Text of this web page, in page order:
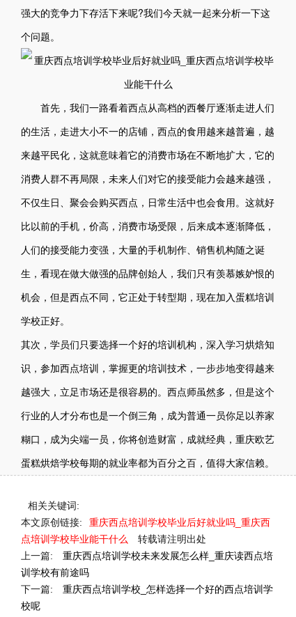
强大的竞争力下存活下来呢?我们今天就一起来分析一下这
个问题。
首先，我们一路看着西点从高档的西餐厅逐渐走进人们
的生活，走进大小不一的店铺，西点的食用越来越普遍，越
来越平民化，这就意味着它的消费市场在不断地扩大，它的
消费人群不再局限，未来人们对它的接受能力会越来越强，
不仅生日、聚会会购买西点，日常生活中也会食用。这就好
比以前的手机，价高，消费市场受限，后来成本逐渐降低，
人们的接受能力变强，大量的手机制作、销售机构随之诞
生，看现在做大做强的品牌创始人，我们只有羡慕嫉妒恨的
机会，但是西点不同，它正处于转型期，现在加入蛋糕培训
学校正好。
其次，学员们只要选择一个好的培训机构，深入学习烘焙知
识，参加西点培训，掌握更的培训技术，一步步地变得越来
越强大，立足市场还是很容易的。西点师虽然多，但是这个
行业的人才分布也是一个倒三角，成为普通一员你足以养家
糊口，成为尖端一员，你将创造财富，成就经典，重庆欧艺
蛋糕烘焙学校每期的就业率都为百分之百，值得大家信赖。
相关关键词:
本文原创链接:
重庆西点培训学校毕业后好就业吗_重庆西
点培训学校毕业能干什么
转载请注明出处
上一篇:
重庆西点培训学校未来发展怎么样_重庆读西点培
训学校有前途吗
下一篇:
重庆西点培训学校_怎样选择一个好的西点培训学
校呢